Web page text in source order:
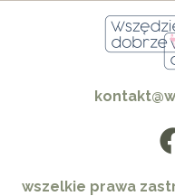
wszelkie prawa